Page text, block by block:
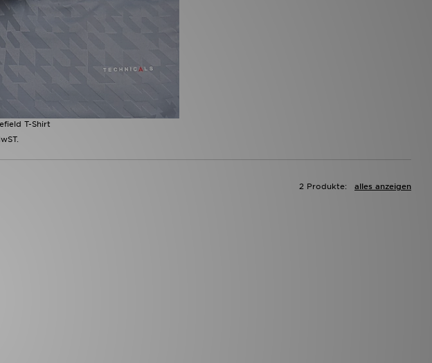
T-Shirt
alles anzeigen
2 Produkte: